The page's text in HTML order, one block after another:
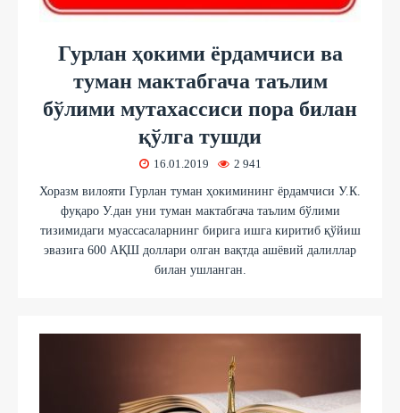
Гурлан ҳокими ёрдамчиси ва
туман мактабгача таълим
бўлими мутахассиси пора билан
қўлга тушди
16.01.2019 2 941
Хоразм вилояти Гурлан туман ҳокимининг ёрдамчиси У.К.
фуқаро У.дан уни туман мактабгача таълим бўлими
тизимидаги муассасаларнинг бирига ишга киритиб қўйиш
эвазига 600 АҚШ доллари олган вақтда ашёвий далиллар
билан ушланган.